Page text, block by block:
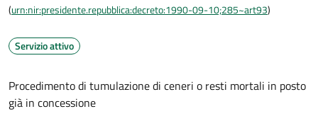
(urn:nir:presidente.repubblica:decreto:1990-09-10;285~art93)
Servizio attivo
Procedimento di tumulazione di ceneri o resti mortali in posto
già in concessione